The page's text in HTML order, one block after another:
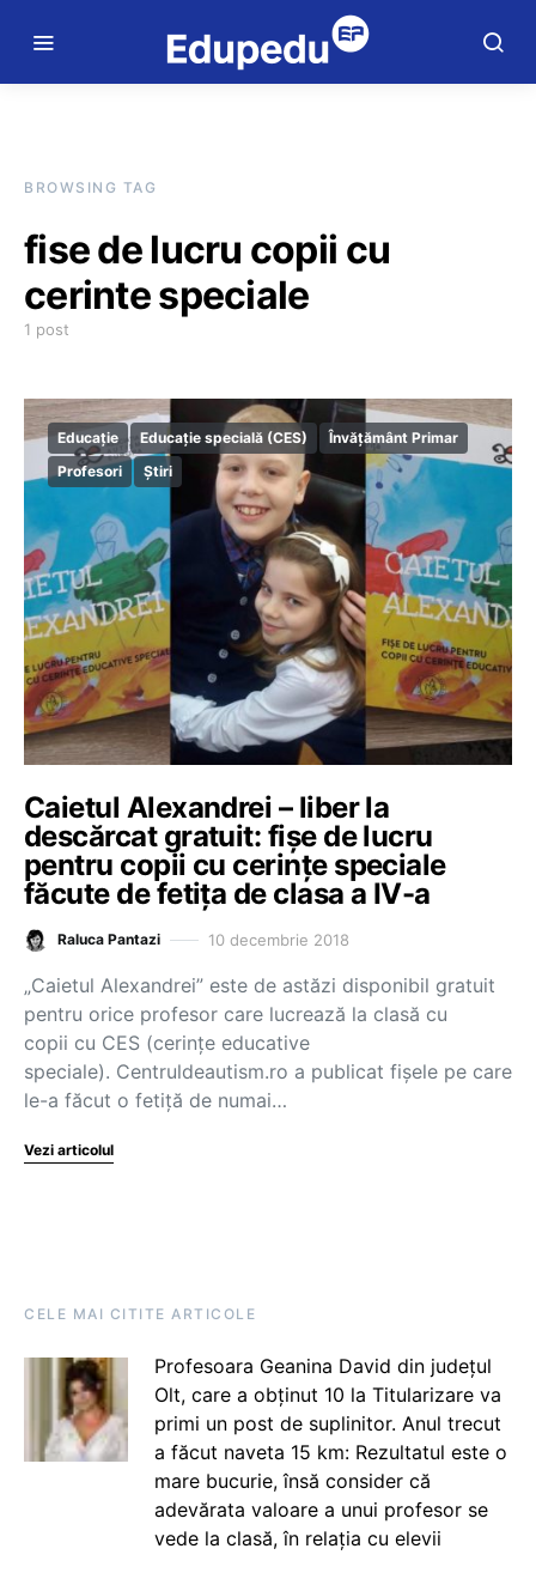
BROWSING TAG
fise de lucru copii cu
cerinte speciale
1 post
Educație Educație specială (CES)
Învățământ Primar
Profesori
Știri
Caietul Alexandrei – liber la
descărcat gratuit: fișe de lucru
pentru copii cu cerințe speciale
făcute de fetița de clasa a IV-a
Raluca Pantazi 10 decembrie 2018
„Caietul Alexandrei” este de astăzi disponibil gratuit
pentru orice profesor care lucrează la clasă cu
copii cu CES (cerințe educative
speciale). Centruldeautism.ro a publicat fișele pe care
le-a făcut o fetiță de numai…
Vezi articolul
CELE MAI CITITE ARTICOLE
Profesoara Geanina David din județul
Olt, care a obținut 10 la Titularizare va
primi un post de suplinitor. Anul trecut
a făcut naveta 15 km: Rezultatul este o
mare bucurie, însă consider că
adevărata valoare a unui profesor se
vede la clasă, în relația cu elevii